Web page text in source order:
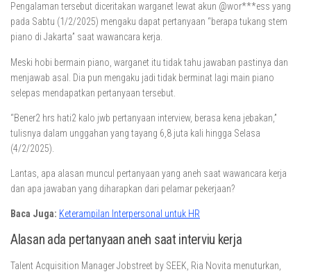
Pengalaman tersebut diceritakan warganet lewat akun @wor***ess yang
pada Sabtu (1/2/2025) mengaku dapat pertanyaan “berapa tukang stem
piano di Jakarta” saat wawancara kerja.
Meski hobi bermain piano, warganet itu tidak tahu jawaban pastinya dan
menjawab asal. Dia pun mengaku jadi tidak berminat lagi main piano
selepas mendapatkan pertanyaan tersebut.
“Bener2 hrs hati2 kalo jwb pertanyaan interview, berasa kena jebakan,”
tulisnya dalam unggahan yang tayang 6,8 juta kali hingga Selasa
(4/2/2025).
Lantas, apa alasan muncul pertanyaan yang aneh saat wawancara kerja
dan apa jawaban yang diharapkan dari pelamar pekerjaan?
Baca Juga: Keterampilan Interpersonal untuk HR
Alasan ada pertanyaan aneh saat interviu kerja
Talent Acquisition Manager Jobstreet by SEEK, Ria Novita menuturkan,